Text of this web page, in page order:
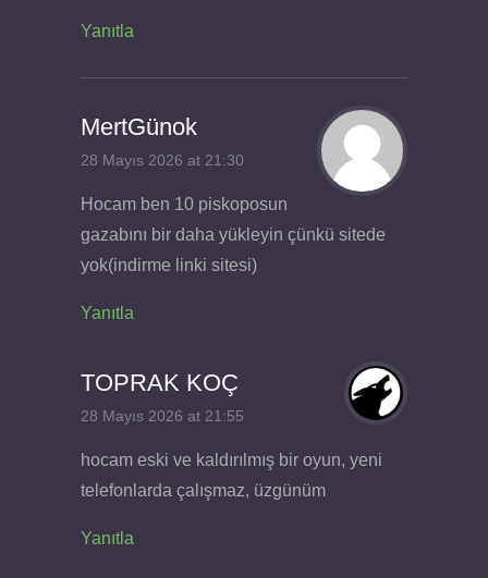
Yanıtla
MertGünok
28 Mayıs 2026 at 21:30
Hocam ben 10 piskoposun
gazabını bir daha yükleyin çünkü sitede
yok(indirme linki sitesi)
Yanıtla
TOPRAK KOÇ
28 Mayıs 2026 at 21:55
hocam eski ve kaldırılmış bir oyun, yeni
telefonlarda çalışmaz, üzgünüm
Yanıtla